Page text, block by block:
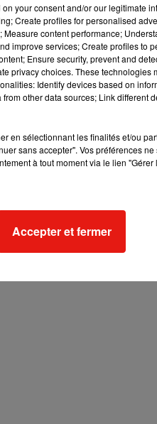
your consent and/or our legitimate
Create profiles for personalised
content performance;
improve services; Create profiles to
Ensure security, prevent and
privacy choices. These technologies
Identify devices based on
other data sources; Link different
en sélectionnant les finalités et/ou
sans accepter". Vos préférences
à tout moment via le lien
Accepter et fermer